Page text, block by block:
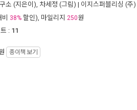
소 (지은이), 차세정 (그림) | 이지스퍼블리싱 (주)
38% 할인), 마일리지 250원
: 11
종이책 보기